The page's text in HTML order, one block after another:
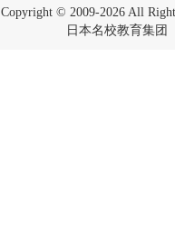
Copyright © 2009-2026 All
日本名校教育集团